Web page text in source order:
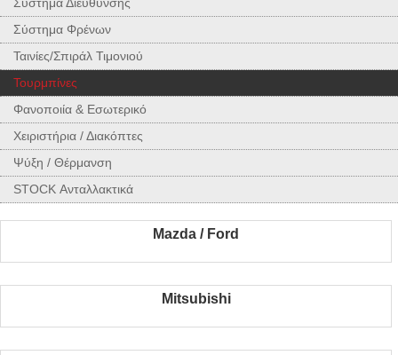
Σύστημα Φρένων
Ταινίες/Σπιράλ Τιμονιού
Τουρμπίνες
Φανοποιία & Εσωτερικό
Χειριστήρια / Διακόπτες
Ψύξη / Θέρμανση
STOCK Ανταλλακτικά
Mazda / Ford
Mitsubishi